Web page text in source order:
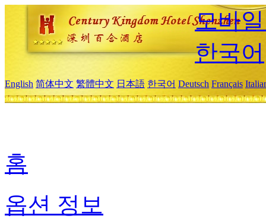
모바
한국어
English 简体中文 繁體中文 日本語 한국어 Deutsch Français
홈
옵션 정보